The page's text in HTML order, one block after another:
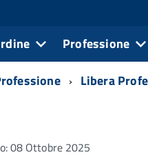
Professione
Libera
08 Ottobre 2025